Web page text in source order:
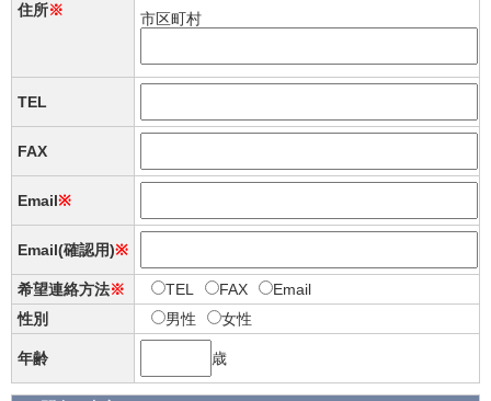
住所※ 市区町村
TEL
FAX
Email※
Email(確認用)※
希望連絡方法※ TEL FAX
Email
性別
男性 女性
年齢 歳